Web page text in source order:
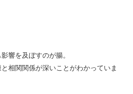
響を及ぼすのが腸。
相関関係が深いことがわかっていま